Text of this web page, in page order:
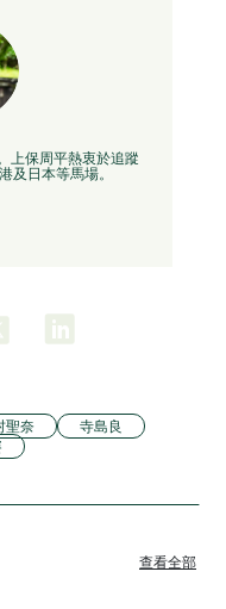
上保周平熱衷於追蹤
及日本等馬場。
聖奈
寺島良
查看全部